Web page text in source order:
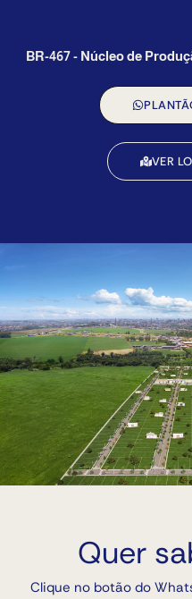
BR-467 - Núcleo de
VER
Quer
Clique no botão do